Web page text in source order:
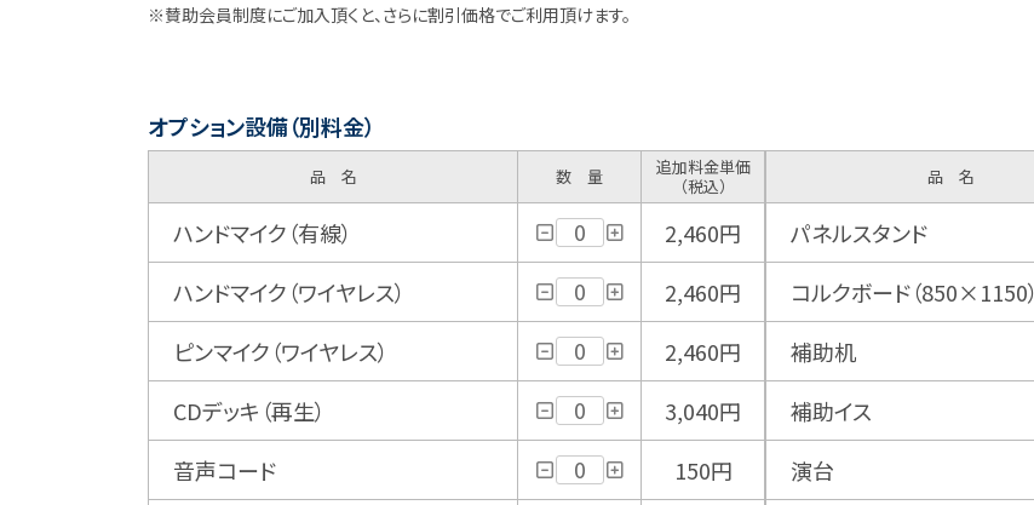
※賛助会員制度にご加入頂くと、さらに割引価格でご利用頂けます。
オプション設備（別料金）
品 名 数 量
追加料金単価
（税込）
ハンドマイク（有線）
2,460円
ハンドマイク（ワイヤレス）
2,460円
ピンマイク（ワイヤレス）
2,460円
CDデッキ（再生）
3,040円
音声コード
150円
品 名
パネルスタンド
コルクボード（850×1150）
補助机
補助イス
演台